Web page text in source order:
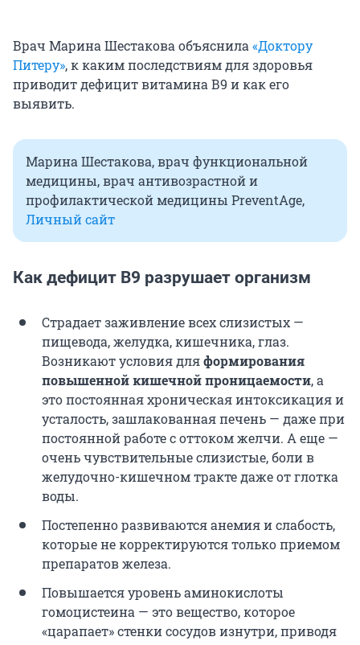
Врач Марина Шестакова объяснила«Доктору
Питеру», к каким последствиям для здоровья
приводит дефицит витамина В9 и как его
выявить.
Марина Шестакова, врач функциональной
медицины, врач антивозрастной и
профилактической медицины PreventAge,
Личный сайт
Как дефицит В9 разрушает организм
Страдает заживление всех слизистых —
пищевода, желудка, кишечника, глаз.
Возникают условия дляформирования
повышенной кишечной проницаемости, а
это постоянная хроническая интоксикация и
усталость, зашлакованная печень — даже при
постоянной работе с оттоком желчи. А еще —
очень чувствительные слизистые, боли в
желудочно-кишечном тракте даже от глотка
воды.
Постепенно развиваются анемия и слабость,
которые не корректируются только приемом
препаратов железа.
Повышается уровень аминокислоты
гомоцистеина — это вещество, которое
«царапает» стенки сосудов изнутри, приводя